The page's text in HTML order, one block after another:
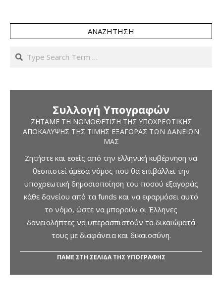
ΑΝΑΖΉΤΗΣΗ
Search
Συλλογή Υπογραφών
ΖΗΤΆΜΕ ΤΗ ΝΟΜΟΘΈΤΙΣΗ ΤΗΣ ΥΠΟΧΡΕΩΤΙΚΉΣ
ΑΠΟΚΆΛΥΨΗΣ ΤΗΣ ΤΙΜΉΣ ΕΞΑΓΟΡΆΣ ΤΩΝ ΔΑΝΕΊΩΝ
ΜΑΣ
Ζητήστε και εσείς από την ελληνική κυβέρνηση να
θεσπιστεί άμεσα νόμος που θα επιβάλλει την
υποχρεωτική δημοσιοποίηση του ποσού εξαγοράς
κάθε δανείου από τα funds και να εφαρμόσει αυτό
το νόμο, ώστε να μπορούν οι Έλληνες
δανειολήπτες να υπερασπιστούν τα δικαιώματά
τους με διαφάνεια και δικαιοσύνη.
ΠΑΜΕ ΣΤΗ ΣΕΛΙΔΑ ΤΗΣ ΥΠΟΓΡΑΦΗΣ